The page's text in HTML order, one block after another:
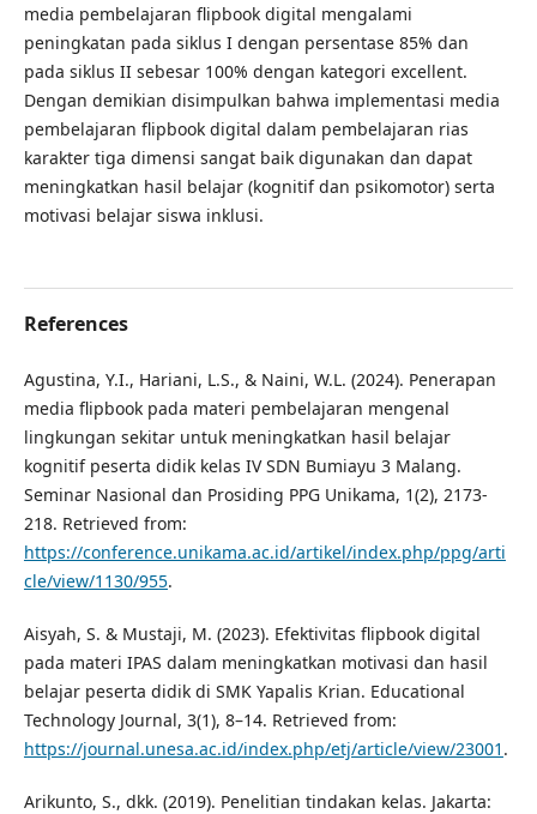
media pembelajaran flipbook digital mengalami
peningkatan pada siklus I dengan persentase 85% dan
pada siklus II sebesar 100% dengan kategori excellent.
Dengan demikian disimpulkan bahwa implementasi media
pembelajaran flipbook digital dalam pembelajaran rias
karakter tiga dimensi sangat baik digunakan dan dapat
meningkatkan hasil belajar (kognitif dan psikomotor) serta
motivasi belajar siswa inklusi.
References
Agustina, Y.I., Hariani, L.S., & Naini, W.L. (2024). Penerapan
media flipbook pada materi pembelajaran mengenal
lingkungan sekitar untuk meningkatkan hasil belajar
kognitif peserta didik kelas IV SDN Bumiayu 3 Malang.
Seminar Nasional dan Prosiding PPG Unikama, 1(2), 2173-
218. Retrieved from:
https://conference.unikama.ac.id/artikel/index.php/ppg/arti
cle/view/1130/955.
Aisyah, S. & Mustaji, M. (2023). Efektivitas flipbook digital
pada materi IPAS dalam meningkatkan motivasi dan hasil
belajar peserta didik di SMK Yapalis Krian. Educational
Technology Journal, 3(1), 8–14. Retrieved from:
https://journal.unesa.ac.id/index.php/etj/article/view/23001 .
Arikunto, S., dkk. (2019). Penelitian tindakan kelas. Jakarta: